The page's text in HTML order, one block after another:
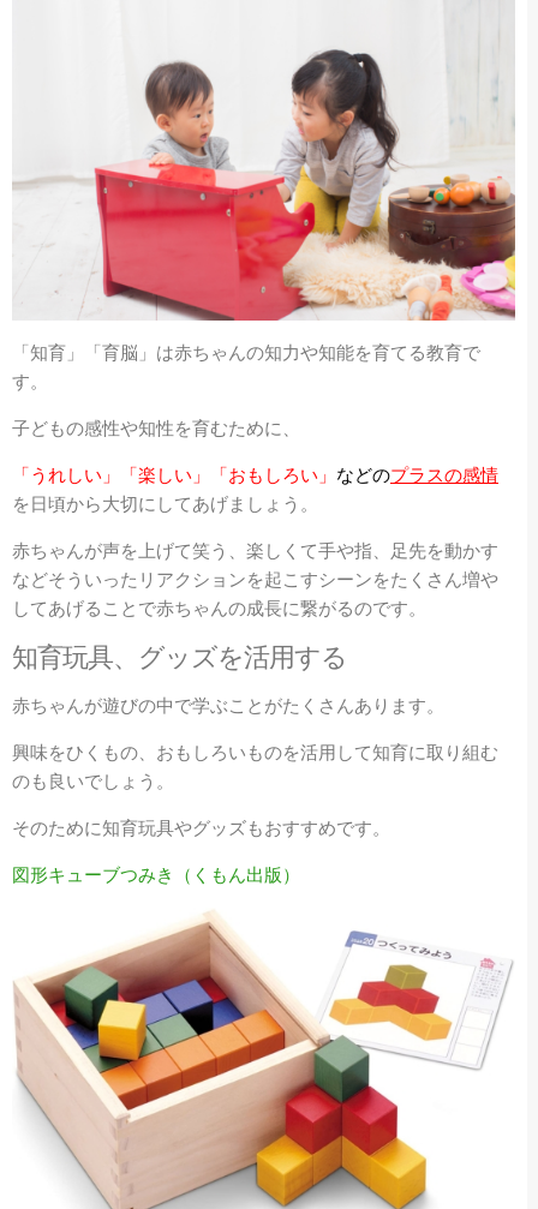
「知育」「育脳」は赤ちゃんの知力や知能を育てる教育で
す。
子どもの感性や知性を育むために、
「うれしい」「楽しい」「おもしろい」 などのプラスの感情
を日頃から大切にしてあげましょう。
赤ちゃんが声を上げて笑う、楽しくて手や指、足先を動かす
などそういったリアクションを起こすシーンをたくさん増や
してあげることで赤ちゃんの成長に繋がるのです。
知育玩具、グッズを活用する
赤ちゃんが遊びの中で学ぶことがたくさんあります。
興味をひくもの、おもしろいものを活用して知育に取り組む
のも良いでしょう。
そのために知育玩具やグッズもおすすめです。
図形キューブつみき（くもん出版）